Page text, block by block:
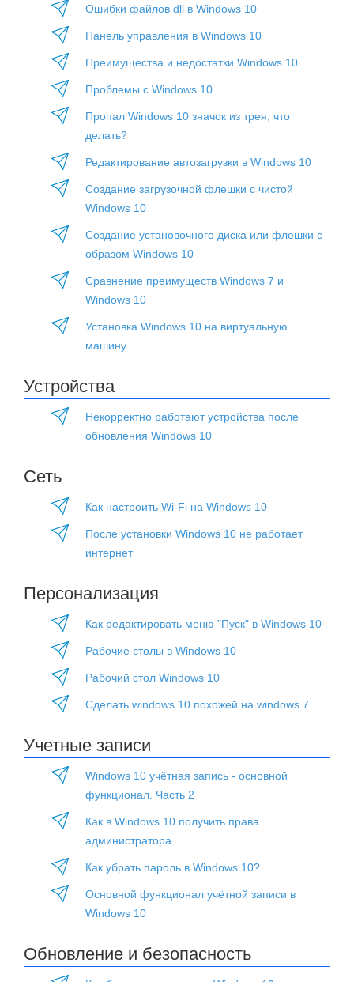
Ошибки файлов dll в Windows 10
Панель управления в Windows 10
Преимущества и недостатки Windows 10
Проблемы с Windows 10
Пропал Windows 10 значок из трея, что
делать?
Редактирование автозагрузки в Windows 10
Создание загрузочной флешки с чистой
Windows 10
Создание установочного диска или флешки с
образом Windows 10
Сравнение преимуществ Windows 7 и
Windows 10
Установка Windows 10 на виртуальную
машину
Устройства
Некорректно работают устройства после
обновления Windows 10
Сеть
Как настроить Wi-Fi на Windows 10
После установки Windows 10 не работает
интернет
Персонализация
Как редактировать меню "Пуск" в Windows 10
Рабочие столы в Windows 10
Рабочий стол Windows 10
Сделать windows 10 похожей на windows 7
Учетные записи
Windows 10 учётная запись - основной
функционал. Часть 2
Как в Windows 10 получить права
администратора
Как убрать пароль в Windows 10?
Основной функционал учётной записи в
Windows 10
Обновление и безопасность